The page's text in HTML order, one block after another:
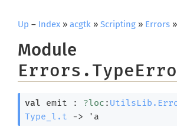
Up – Index » acgtk » Scripting » Errors
Module
val emit : ?loc :
Type_l.t
-> 'a